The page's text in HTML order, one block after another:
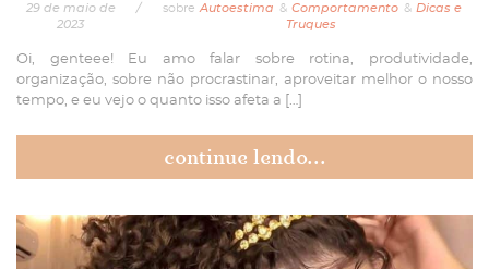
29 de maio de
2023
/ sobre Autoestima & Comportamento & Dicas e
Truques
Oi, genteee! Eu amo falar sobre rotina, produtividade,
organização, sobre não procrastinar, aproveitar melhor o nosso
tempo, e eu vejo o quanto isso afeta a […]
continue lendo...